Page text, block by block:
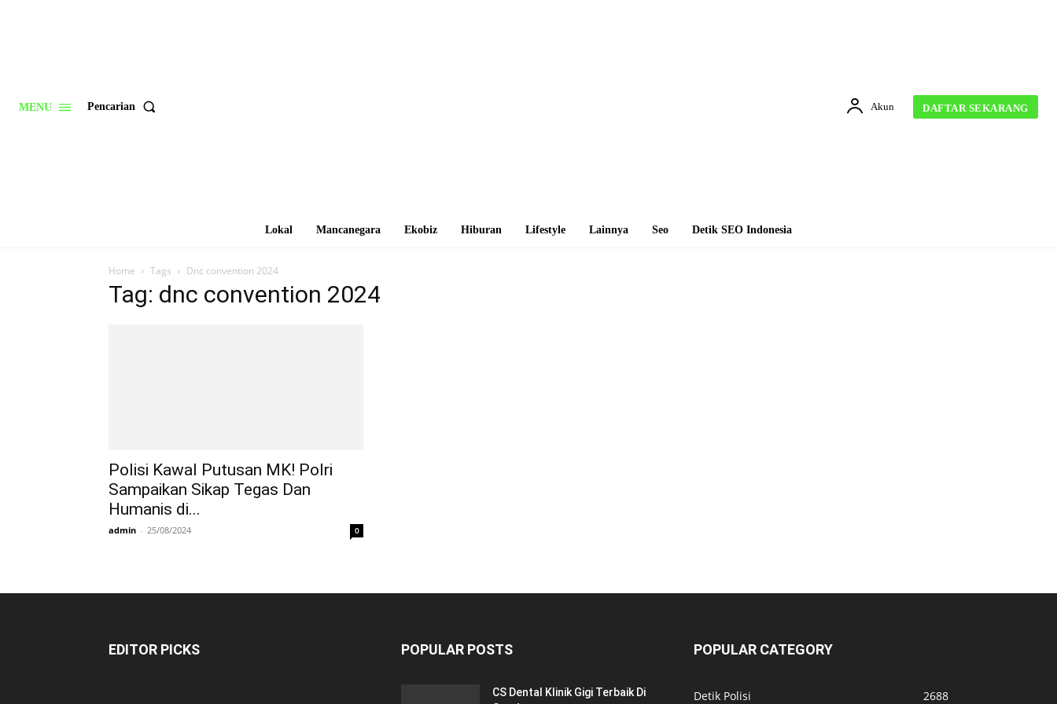
MENU Pencarian Akun DAFTAR SEKARANG
Lokal Mancanegara Ekobiz Hiburan Lifestyle Lainnya Seo Detik SEO Indonesia
Home Tags Dnc convention 2024
Tag: dnc convention 2024
Polisi Kawal Putusan MK! Polri
Sampaikan Sikap Tegas Dan
Humanis di...
admin - 25/08/2024 0
EDITOR PICKS POPULAR POSTS
CS Dental Klinik Gigi Terbaik Di
POPULAR CATEGORY
Detik Polisi 2688